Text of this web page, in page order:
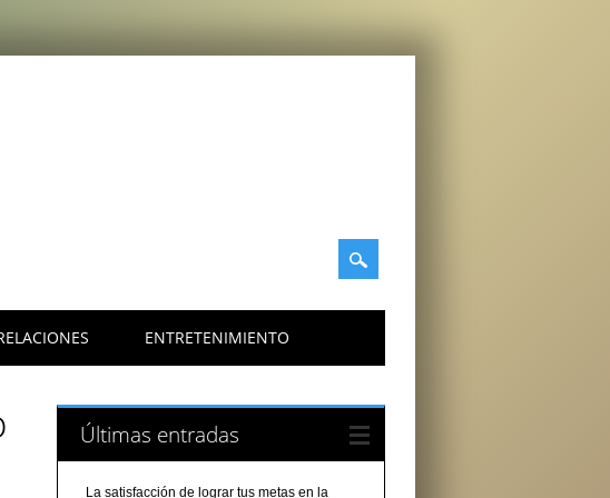
ENTRETENIMIENTO
Últimas entradas
La satisfacción de lograr tus metas en la